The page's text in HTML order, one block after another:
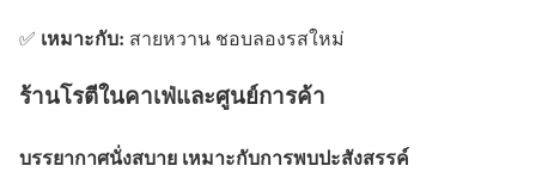
✅ เหมาะกับ: สายหวาน ชอบลองรสใหม่
ร้านโรตีในคาเฟ่และศูนย์การค้า
บรรยากาศนั่งสบาย เหมาะกับการพบปะสังสรรค์